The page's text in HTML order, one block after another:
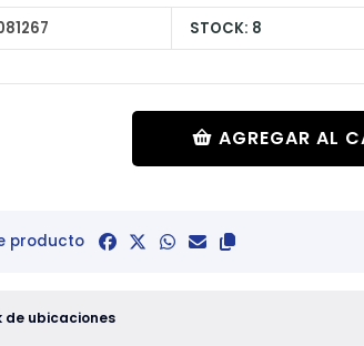
STOCK: 8
AGREGAR AL
producto
de ubicaciones